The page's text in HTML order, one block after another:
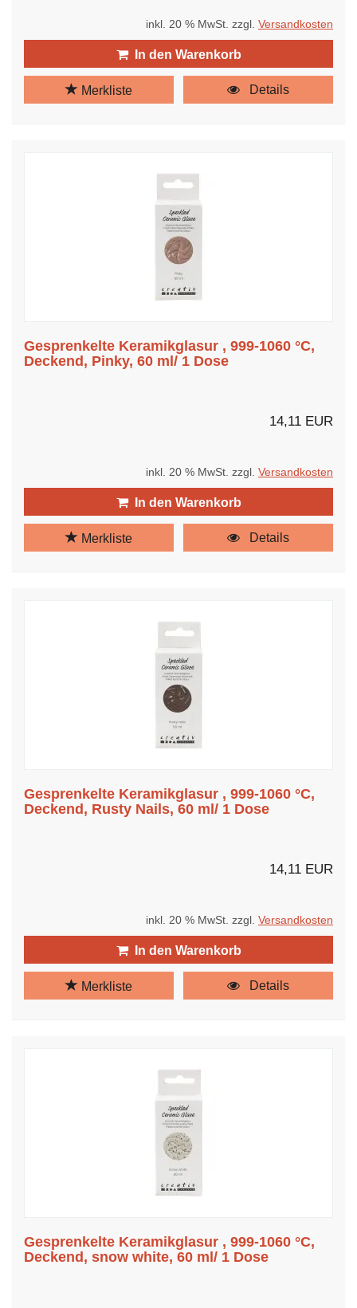
inkl. 20 % MwSt. zzgl. Versandkosten
In den Warenkorb
Merkliste Details
Gesprenkelte Keramikglasur , 999-1060 °C,
Deckend, Pinky, 60 ml/ 1 Dose
14,11 EUR
inkl. 20 % MwSt. zzgl. Versandkosten
In den Warenkorb
Merkliste Details
Gesprenkelte Keramikglasur , 999-1060 °C,
Deckend, Rusty Nails, 60 ml/ 1 Dose
14,11 EUR
inkl. 20 % MwSt. zzgl. Versandkosten
In den Warenkorb
Merkliste Details
Gesprenkelte Keramikglasur , 999-1060 °C,
Deckend, snow white, 60 ml/ 1 Dose